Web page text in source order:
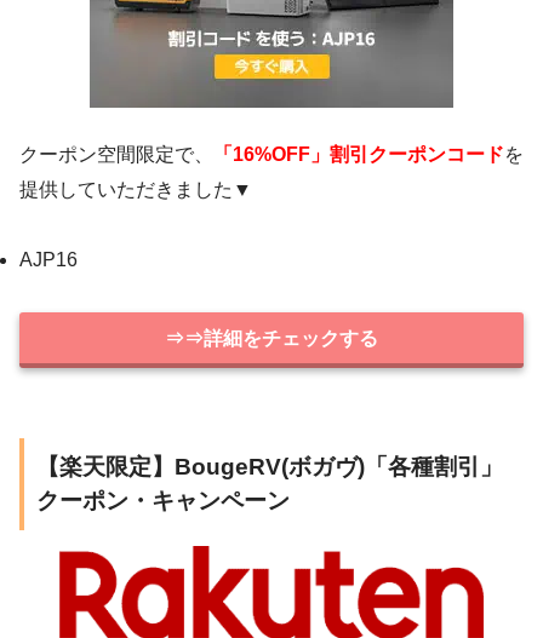
クーポン空間限定で、 「16%OFF」割引クーポンコードを
提供していただきました▼
AJP16
⇒⇒詳細をチェックする
【楽天限定】BougeRV(ボガヴ)「各種割引」
クーポン・キャンペーン